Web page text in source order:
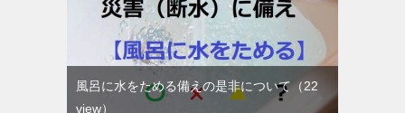
風呂に水をためる備えの是非について
（22
view）